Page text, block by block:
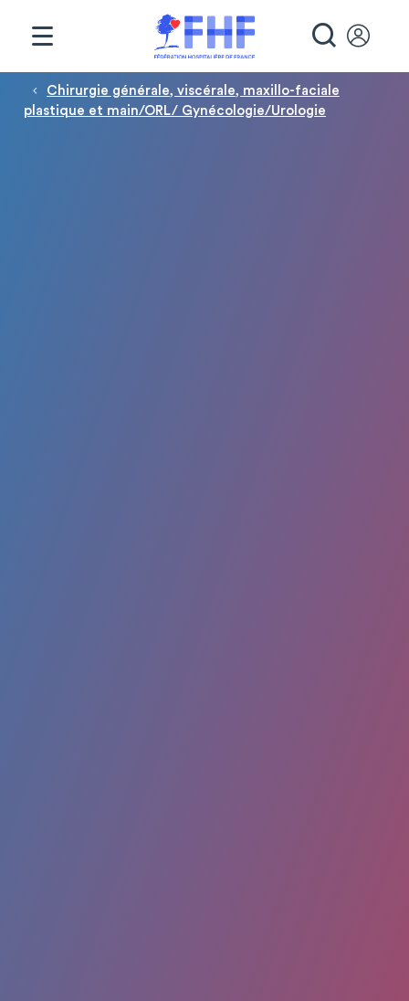
Fil d'Ariane
Chirurgie générale, viscérale, maxillo-faciale
plastique et main/ORL/ Gynécologie/Urologie
Panneau de gestion des cookies